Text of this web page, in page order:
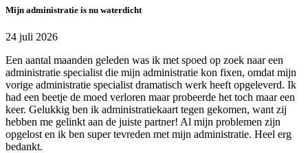
Mijn administratie is nu waterdicht
24 juli 2026
Een aantal maanden geleden was ik met spoed op zoek naar een
administratie specialist die mijn administratie kon fixen, omdat mijn
vorige administratie specialist dramatisch werk heeft opgeleverd. Ik
had een beetje de moed verloren maar probeerde het toch maar een
keer. Gelukkig ben ik administratiekaart tegen gekomen, want zij
hebben me gelinkt aan de juiste partner! Al mijn problemen zijn
opgelost en ik ben super tevreden met mijn administratie. Heel erg
bedankt.